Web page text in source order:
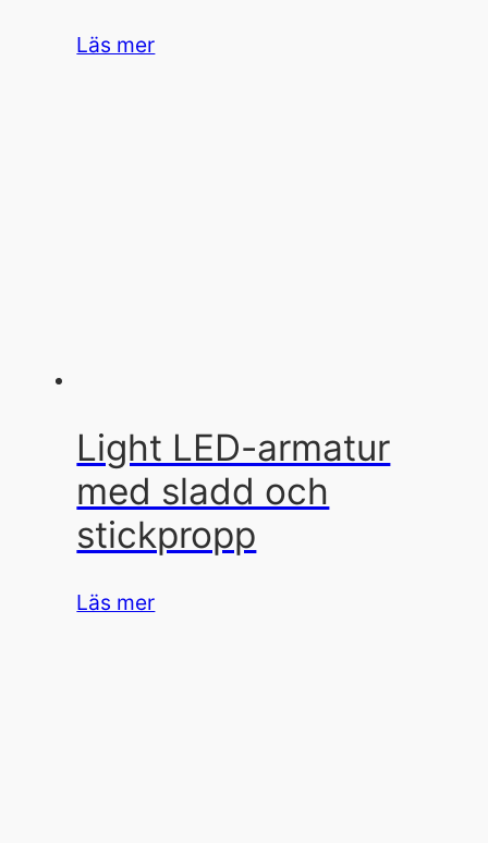
Läs mer
Light LED-armatur
med sladd och
stickpropp
Läs mer